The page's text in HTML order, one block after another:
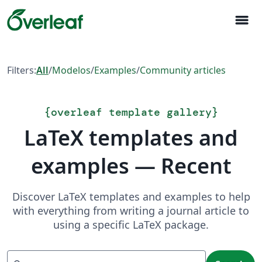
menu
Filters:All/Modelos/Examples/Community articles
{overleaf template gallery}
LaTeX templates and
examples — Recent
Discover LaTeX templates and examples to help
with everything from writing a journal article to
using a specific LaTeX package.